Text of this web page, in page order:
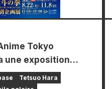
Tokyo
une exposition
à « Ken le
Tetsuo Hara